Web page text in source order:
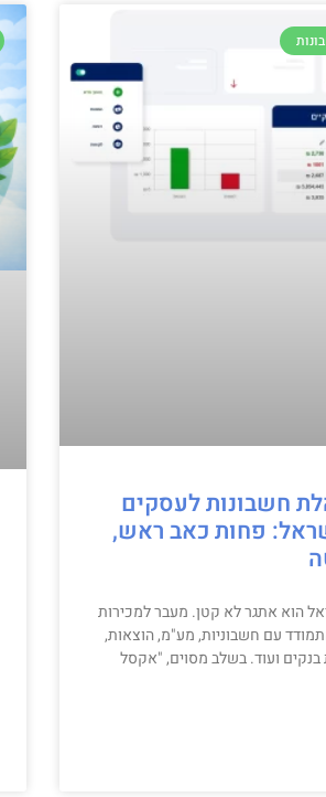
חשבונות לעסקים
פחות כאב ראש,
הוא אתגר לא קטן. מעבר למכירות
עם חשבוניות, מע"מ, הוצאות,
ועוד. בשלב מסוים, "אקסל